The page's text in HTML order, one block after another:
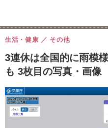
3連休は全国的に雨模
も 3枚目の写真・画像
生活・健康 その他